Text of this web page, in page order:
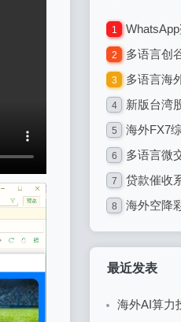
1 WhatsApp盗号系
2 多语言创谷商城
3 多语言海外抢单
4 新版台湾股票
5 海外FX7综合外汇
6 多语言微交
7 贷款催收系
8 海外空降彩票
最近发表
海外AI算力投资